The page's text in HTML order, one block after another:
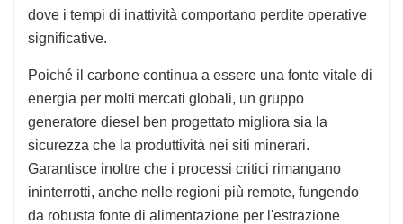
dove i tempi di inattività comportano perdite operative
significative.
Poiché il carbone continua a essere una fonte vitale di
energia per molti mercati globali, un gruppo
generatore diesel ben progettato migliora sia la
sicurezza che la produttività nei siti minerari.
Garantisce inoltre che i processi critici rimangano
ininterrotti, anche nelle regioni più remote, fungendo
da robusta fonte di alimentazione per l'estrazione